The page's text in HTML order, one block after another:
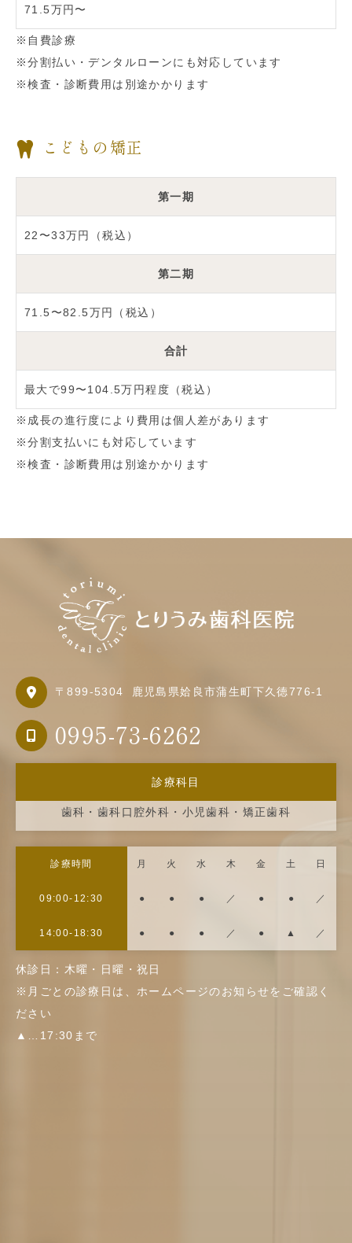
71.5万円〜
※自費診療
※分割払い・デンタルローンにも対応しています
※検査・診断費用は別途かかります
こどもの矯正
第一期
22〜33万円（税込）
第二期
71.5〜82.5万円（税込）
合計
最大で99〜104.5万円程度（税込）
※成長の進行度により費用は個人差があります
※分割支払いにも対応しています
※検査・診断費用は別途かかります
〒899-5304 鹿児島県姶良市蒲生町下久徳776-1
0995-73-6262
診療科目
歯科・歯科口腔外科・小児歯科・矯正歯科
診療時間 月 火 水 木 金 土 日
09:00-12:30 ● ● ● ／ ● ● ／
14:00-18:30 ● ● ● ／ ● ▲ ／
休診日：木曜・日曜・祝日
※月ごとの診療日は、ホームページのお知らせをご確認く
ださい
▲…17:30まで